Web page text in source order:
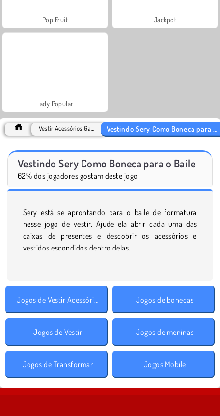
Pop Fruit Jackpot
Lady Popular
Vestindo Sery Como Boneca para o Baile
62% dos jogadores gostam deste jogo
Sery está se aprontando para o baile de formatura
nesse jogo de vestir. Ajude ela abrir cada uma das
caixas de presentes e descobrir os acessórios e
vestidos escondidos dentro delas.
Jogos de Vestir Acessórios Jogos de bonecas
Jogos de Vestir Jogos de meninas
Jogos de Transformar Jogos Mobile